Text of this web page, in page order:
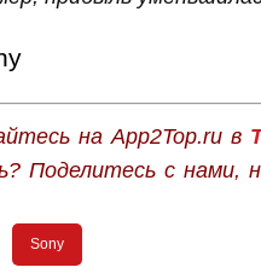
на App2Top.ru в
Поделитесь с нами,
Sony